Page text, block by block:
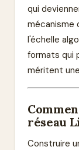
qui
mécanisme
l'échelle
formats qui
méritent
réseau
Construire